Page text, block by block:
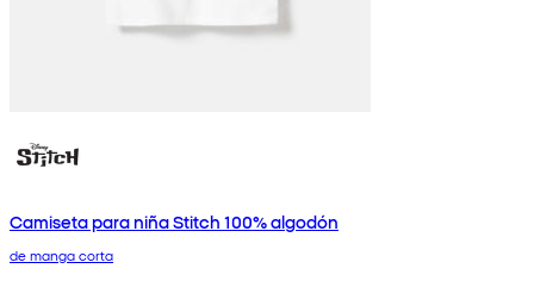
Camiseta para niña Stitch 100% algodón
de manga corta